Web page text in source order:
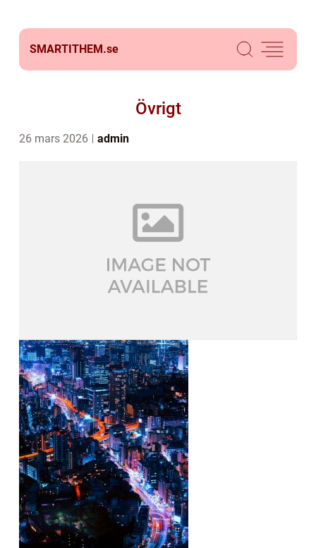
SMARTITHEM.se
Övrigt
26 mars 2026 admin